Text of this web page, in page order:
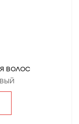
волос